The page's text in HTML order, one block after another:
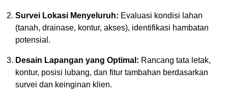
Survei Lokasi Menyeluruh: Evaluasi kondisi lahan
(tanah, drainase, kontur, akses), identifikasi hambatan
potensial.
Desain Lapangan yang Optimal: Rancang tata letak,
kontur, posisi lubang, dan fitur tambahan berdasarkan
survei dan keinginan klien.